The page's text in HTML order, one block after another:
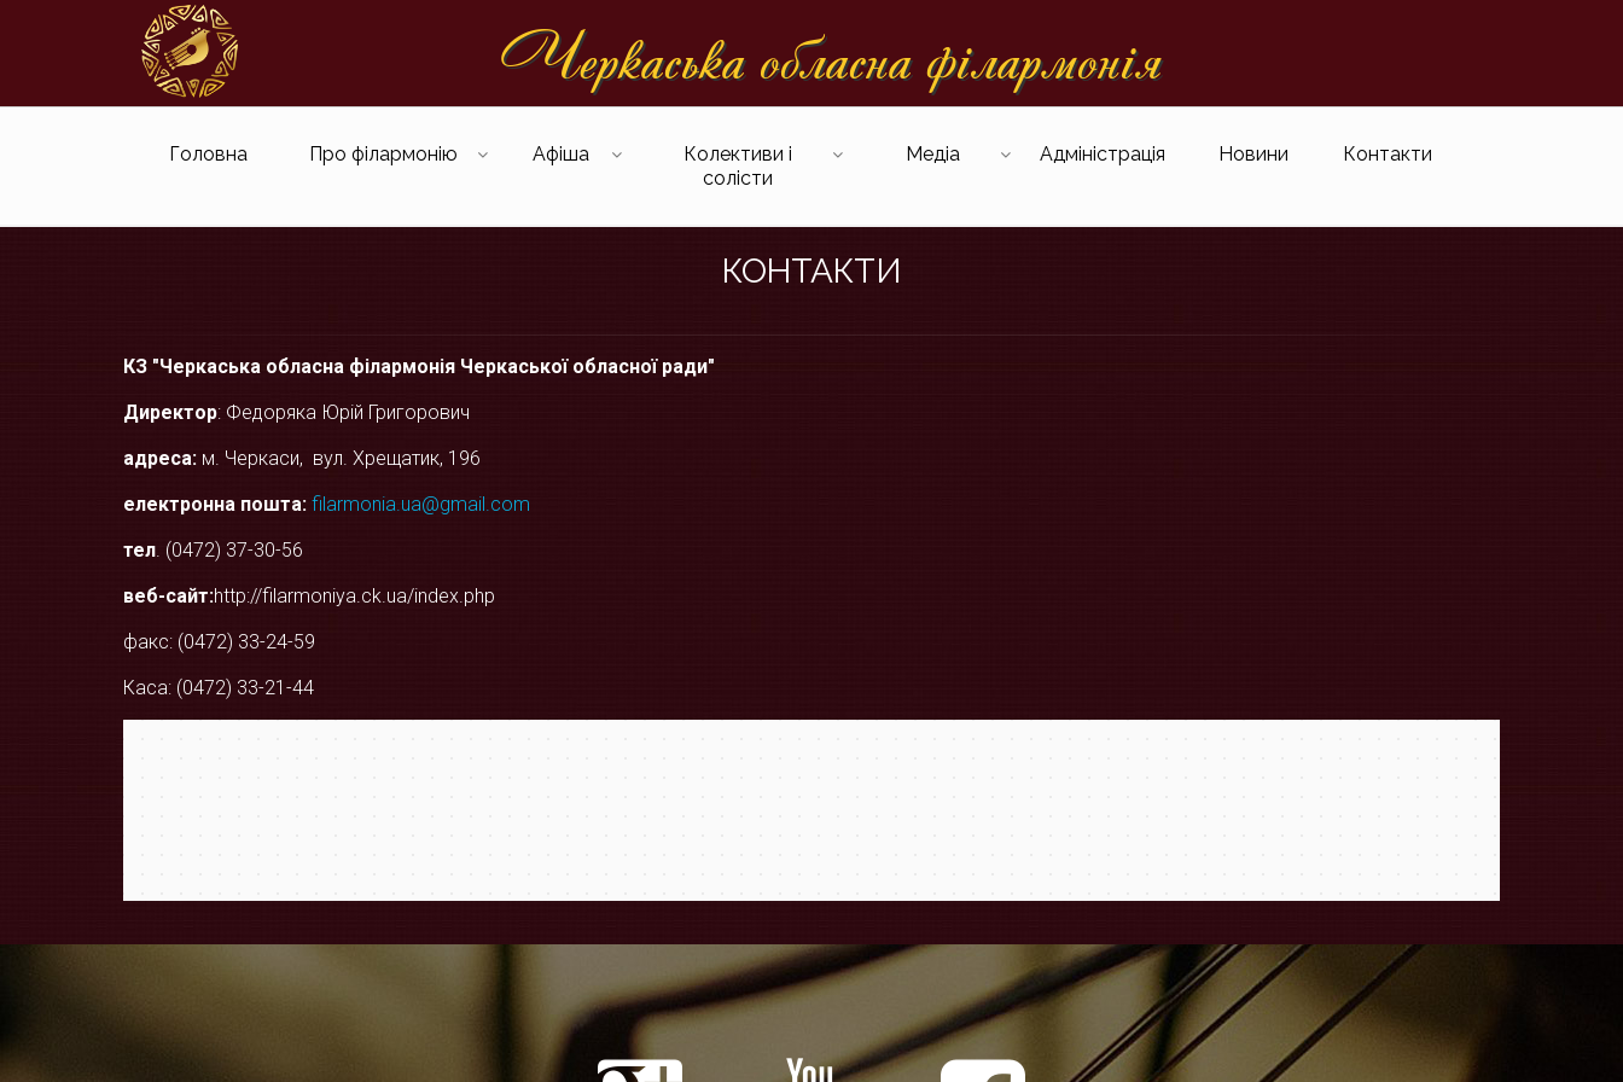
Черкаська обласна фiлармонiя
Головна Про філармонію Афіша
Колективи і
солісти
Медіа Адміністрація Новини Контакти
КОНТАКТИ
КЗ "Черкаська обласна філармонія Черкаської обласної ради"
Директор: Федоряка Юрій Григорович
адреса: м. Черкаси, вул. Хрещатик, 196
електронна пошта: filarmonia.ua@gmail.com
тел. (0472) 37-30-56
веб-сайт:http://filarmoniya.ck.ua/index.php
факс: (0472) 33-24-59
Каса: (0472) 33-21-44